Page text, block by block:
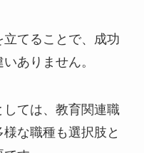
立てることで、成功
ありません。
ては、教育関連職
な職種も選択肢と